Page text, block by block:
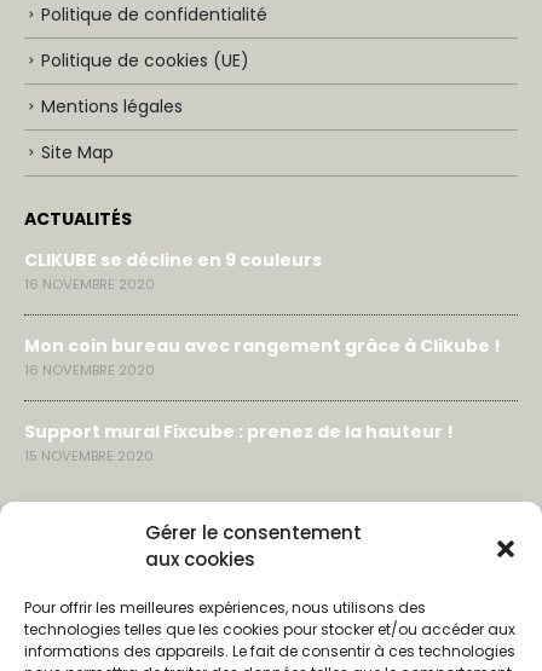
Gérer le consentement
aux cookies
Pour offrir les meilleures expériences, nous utilisons des
technologies telles que les cookies pour stocker et/ou accéder aux
informations des appareils. Le fait de consentir à ces technologies
Politique de confidentialité
Politique de cookies (UE)
Mentions légales
Site Map
ACTUALITÉS
CLIKUBE se décline en 9 couleurs
16 NOVEMBRE 2020
Mon coin bureau avec rangement grâce à Clikube !
16 NOVEMBRE 2020
Support mural Fixcube : prenez de la hauteur !
15 NOVEMBRE 2020
LIENS & CONTACTS
Partenaires